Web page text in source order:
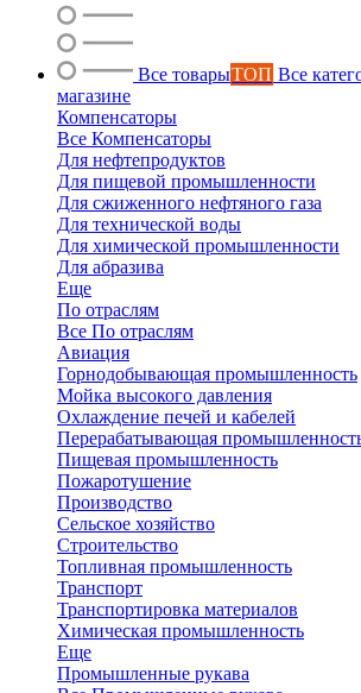
Все товарыТОП Все
магазине
Компенсаторы
Все Компенсаторы
Для нефтепродуктов
Для пищевой промышленности
Для сжиженного нефтяного газа
Для технической воды
Для химической промышленности
Для абразива
Еще
По отраслям
Все По отраслям
Авиация
Горнодобывающая промышленность
Мойка высокого давления
Охлаждение печей и кабелей
Перерабатывающая
Пищевая промышленность
Пожаротушение
Производство
Сельское хозяйство
Строительство
Топливная промышленность
Транспорт
Транспортировка материалов
Химическая промышленность
Еще
Промышленные рукава